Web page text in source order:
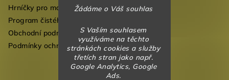
Žádáme o Váš souhlas
S Vaším souhlasem
využíváme na těchto
stránkách cookies a služby
třetích stran jako např.
Google Analytics, Google
Ads.
Hrníčky pro mateřské školky
Program čistého vzduchu pro mateřské školy
Obchodní podmínky
Podmínky ochrany osobních údajů